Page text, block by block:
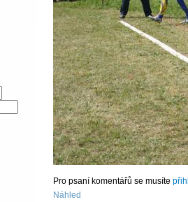
Pro psaní komentářů se musíte
Náhled